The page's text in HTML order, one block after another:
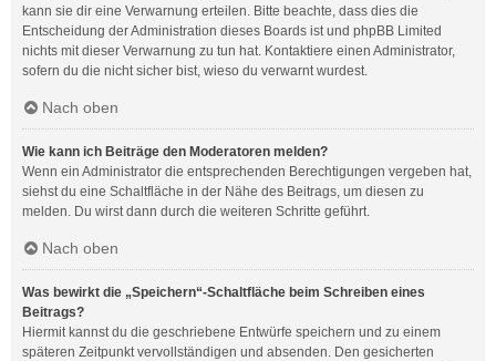
kann sie dir eine Verwarnung erteilen. Bitte beachte, dass dies die
Entscheidung der Administration dieses Boards ist und phpBB Limited
nichts mit dieser Verwarnung zu tun hat. Kontaktiere einen Administrator,
sofern du die nicht sicher bist, wieso du verwarnt wurdest.
Nach oben
Wie kann ich Beiträge den Moderatoren melden?
Wenn ein Administrator die entsprechenden Berechtigungen vergeben hat,
siehst du eine Schaltfläche in der Nähe des Beitrags, um diesen zu
melden. Du wirst dann durch die weiteren Schritte geführt.
Nach oben
Was bewirkt die „Speichern“-Schaltfläche beim Schreiben eines
Beitrags?
Hiermit kannst du die geschriebene Entwürfe speichern und zu einem
späteren Zeitpunkt vervollständigen und absenden. Den gesicherten